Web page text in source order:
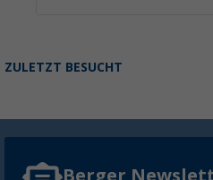
ZULETZT BESUCHT
Berger